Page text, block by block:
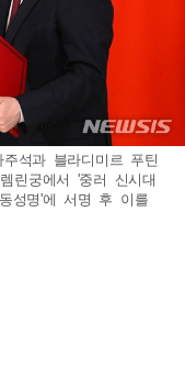
석과 블라디미르 푸틴
린궁에서 '중러 신시대
성명'에 서명 후 이를